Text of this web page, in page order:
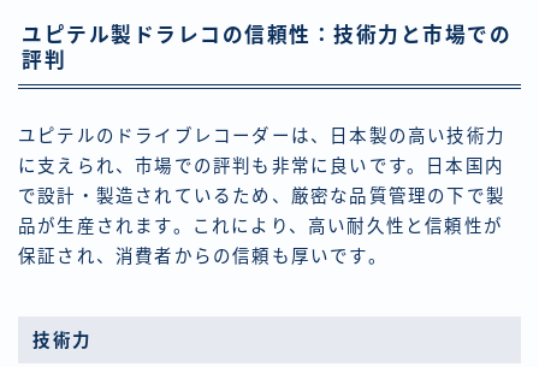
ユピテル製ドラレコの信頼性：技術力と市場での
評判
ユピテルのドライブレコーダーは、日本製の高い技術力
に支えられ、市場での評判も非常に良いです。日本国内
で設計・製造されているため、厳密な品質管理の下で製
品が生産されます。これにより、高い耐久性と信頼性が
保証され、消費者からの信頼も厚いです。
技術力